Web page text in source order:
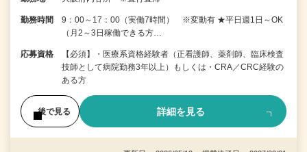
勤務時間
9：00～17：00（実働7時間） ※変動有 ★平日週1日～OK
（月2～3日稼働できる方…
応募資格
【必須】・医療系資格経験者（正看護師、薬剤師、臨床検査
技師として病院勤務3年以上）もしくは・CRA／CRC経験の
ある方
後で見る 詳細を見る